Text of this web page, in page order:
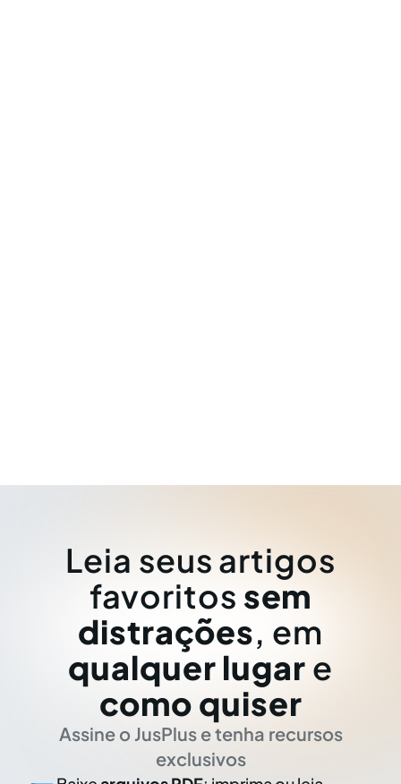
Leia seus artigos
favoritossem
distrações, em
qualquer lugare
como quiser
Assine o JusPlus e tenha recursos
exclusivos
arquivos PDF: imprima ou leia